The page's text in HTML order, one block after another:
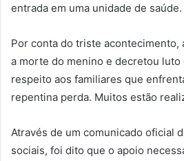
entrada em uma unidade de saúde.
Por conta do triste
a morte do menino e decretou
respeito aos familiares que
repentina perda. Muitos estão
Através de um comunicado oficial
sociais, foi dito que o apoio